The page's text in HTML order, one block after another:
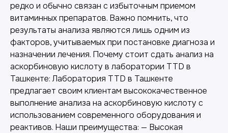
редко и обычно связан с избыточным приемом
витаминных препаратов. Важно помнить, что
результаты анализа являются лишь одним из
факторов, учитываемых при постановке диагноза и
назначении лечения. Почему стоит сдать анализ на
аскорбиновую кислоту в лаборатории TTD в
Ташкенте: Лаборатория TTD в Ташкенте
предлагает своим клиентам высококачественное
выполнение анализа на аскорбиновую кислоту с
использованием современного оборудования и
реактивов. Наши преимущества: — Высокая